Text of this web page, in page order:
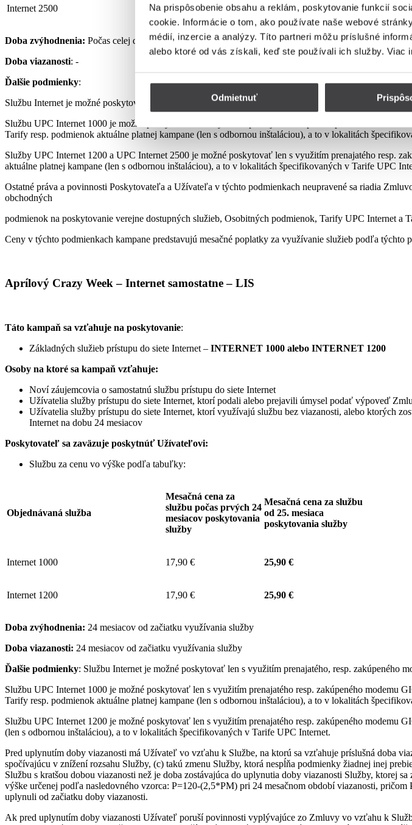
Na prispôsobenie obsahu a reklám, poskytovanie funkcií
cookie. Informácie o tom, ako používate naše webové
médií, inzercie a analýzy. Títo partneri môžu príslušné
alebo ktoré od vás získali, keď ste používali ich služby. Viac
Odmietnuť
Internet 2500 32,90 €
Doba zvýhodnenia: Počas celej doby využívania Služby podľa podmienok tejto kampane
Doba viazanosti: -
Ďalšie podmienky:
Službu Internet je možné poskytovať len s využitím prenajatého, resp. zakúpeného modemu od
Službu UPC Internet 1000 je možné poskytovať len s využitím prenajatého resp. zakúpeného
Tarify resp. podmienok aktuálne platnej kampane (len s odbornou inštaláciou), a to v lokalitách
Služby UPC Internet 1200 a UPC Internet 2500 je možné poskytovať len s využitím prenajatého resp.
aktuálne platnej kampane (len s odbornou inštaláciou), a to v lokalitách špecifikovaných v Tarife UPC
Ostatné práva a povinnosti Poskytovateľa a Užívateľa v týchto podmienkach neupravené sa riadia
obchodných
podmienok na poskytovanie verejne dostupných služieb, Osobitných podmienok, Tarify UPC Internet a
Ceny v týchto podmienkach kampane predstavujú mesačné poplatky za využívanie služieb podľa
Aprílový Crazy Week – Internet samostatne – LIS
Táto kampaň sa vzťahuje na poskytovanie:
Základných služieb prístupu do siete Internet – INTERNET 1000 alebo INTERNET 1200
Osoby na ktoré sa kampaň vzťahuje:
Noví záujemcovia o samostatnú službu prístupu do siete Internet
Užívatelia služby prístupu do siete Internet, ktorí podali alebo prejavili úmysel podať výpoveď
Užívatelia služby prístupu do siete Internet, ktorí využívajú službu bez viazanosti, alebo ktorých
Internet na dobu 24 mesiacov
Poskytovateľ sa zaväzuje poskytnúť Užívateľovi:
Službu za cenu vo výške podľa tabuľky:
Objednávaná služba
Mesačná cena za
službu počas prvých 24
mesiacov poskytovania
služby
Mesačná cena za službu
od 25. mesiaca
poskytovania služby
Internet 1000 17,90 € 25,90 €
Internet 1200 17,90 € 25,90 €
Doba zvýhodnenia: 24 mesiacov od začiatku využívania služby
Doba viazanosti: 24 mesiacov od začiatku využívania služby
Ďalšie podmienky: Službu Internet je možné poskytovať len s využitím prenajatého, resp. zakúpeného
Službu UPC Internet 1000 je možné poskytovať len s využitím prenajatého resp. zakúpeného
Tarify resp. podmienok aktuálne platnej kampane (len s odbornou inštaláciou), a to v lokalitách
Službu UPC Internet 1200 je možné poskytovať len s využitím prenajatého resp. zakúpeného
(len s odbornou inštaláciou), a to v lokalitách špecifikovaných v Tarife UPC Internet.
Pred uplynutím doby viazanosti má Užívateľ vo vzťahu k Službe, na ktorú sa vzťahuje príslušná doba
spočívajúcu v znížení rozsahu Služby, (c) takú zmenu Služby, ktorá nespĺňa podmienky žiadnej inej
Službu s kratšou dobou viazanosti než je doba zostávajúca do uplynutia doby viazanosti Služby,
výške určenej podľa nasledovného vzorca: P=120-(2,5*PM) pri 24 mesačnom období viazanosti,
uplynuli od začiatku doby viazanosti.
Ak pred uplynutím doby viazanosti Užívateľ poruší povinnosti vyplývajúce zo Zmluvy vo vzťahu k